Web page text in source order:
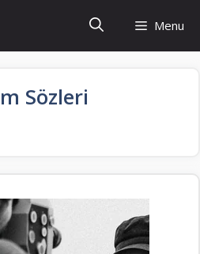
Menu
Sözleri